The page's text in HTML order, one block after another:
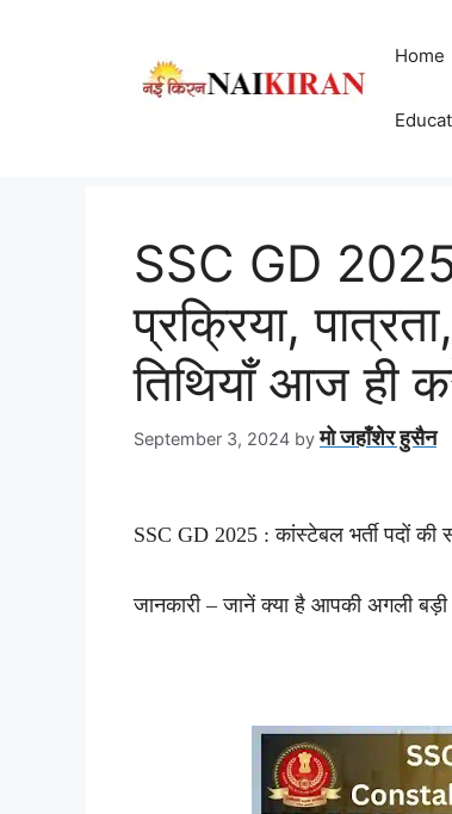
Home
SSC GD
प्रक्रिया,
तिथियाँ आज ही
September 3, 2024 byमो जहाँशेर हुसैन
SSC GD 2025 : कांस्टेबल भर्ती पदों
जानकारी – जानें क्या है आपकी अगली बड़ी